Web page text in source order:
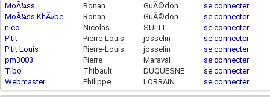
MoÃ¼ss
Ronan GuÃ©don
se connecter
MoÃ¼ss KhÃ»be
Ronan GuÃ©don
se connecter
nico
Nicolas SULLI
se connecter
P'tit
Pierre-Louis josselin
se connecter
P'tit Louis
Pierre-Louis josselin
se connecter
pm3003
Pierre Maraval
se connecter
Tibo
Thibault DUQUESNE
se connecter
Webmaster
Philippe LORRAIN se connecter